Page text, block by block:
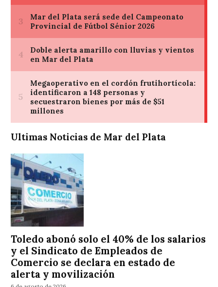
Ultimas Noticias de Mar del Plata
Toledo abonó solo el 40% de los salarios
y el Sindicato de Empleados de
Comercio se declara en estado de
alerta y movilización